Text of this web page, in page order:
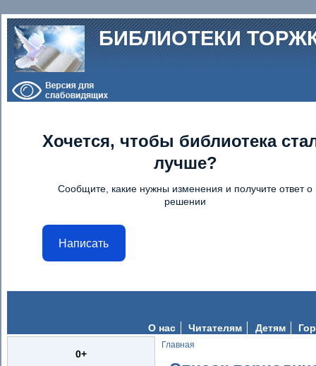
Перейти к основному содержанию
БИБЛИОТЕКИ
Хочется, чтобы библиотека
лучше?
Сообщите, какие нужны изменения и получите ответ о
решении
Написать
О нас Читателям Детям
0+
Главная